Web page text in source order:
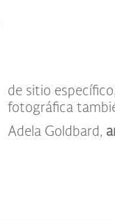
fotográfica
Adela Goldbard,